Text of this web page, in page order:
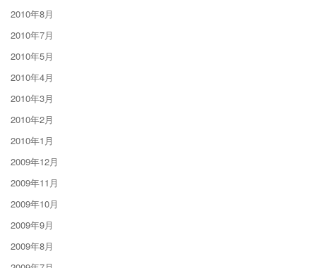
2010年8月
2010年7月
2010年5月
2010年4月
2010年3月
2010年2月
2010年1月
2009年12月
2009年11月
2009年10月
2009年9月
2009年8月